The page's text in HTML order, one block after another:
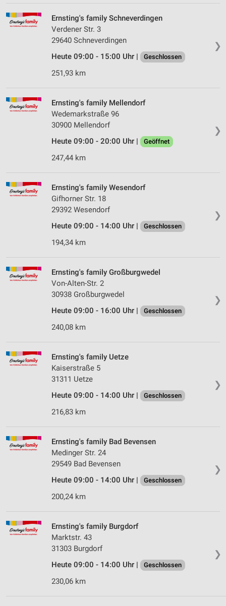
❯
Ernsting's family Schneverdingen
Verdener Str. 3
29640 Schneverdingen
Heute 09:00 - 15:00 Uhr |
Geschlossen
251,93 km
❯
Ernsting's family Mellendorf
Wedemarkstraße 96
30900 Mellendorf
Heute 09:00 - 20:00 Uhr |
Geöffnet
247,44 km
❯
Ernsting's family Wesendorf
Gifhorner Str. 18
29392 Wesendorf
Heute 09:00 - 14:00 Uhr |
Geschlossen
194,34 km
❯
Ernsting's family Großburgwedel
Von-Alten-Str. 2
30938 Großburgwedel
Heute 09:00 - 16:00 Uhr |
Geschlossen
240,08 km
❯
Ernsting's family Uetze
Kaiserstraße 5
31311 Uetze
Heute 09:00 - 14:00 Uhr |
Geschlossen
216,83 km
❯
Ernsting's family Bad Bevensen
Medinger Str. 24
29549 Bad Bevensen
Heute 09:00 - 14:00 Uhr |
Geschlossen
200,24 km
❯
Ernsting's family Burgdorf
Marktstr. 43
31303 Burgdorf
Heute 09:00 - 14:00 Uhr |
Geschlossen
230,06 km